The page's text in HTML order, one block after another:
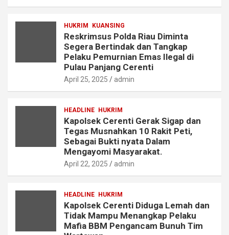
HUKRIM KUANSING
Reskrimsus Polda Riau Diminta
Segera Bertindak dan Tangkap
Pelaku Pemurnian Emas Ilegal di
Pulau Panjang Cerenti
April 25, 2025 admin
HEADLINE HUKRIM
Kapolsek Cerenti Gerak Sigap dan
Tegas Musnahkan 10 Rakit Peti,
Sebagai Bukti nyata Dalam
Mengayomi Masyarakat.
April 22, 2025 admin
HEADLINE HUKRIM
Kapolsek Cerenti Diduga Lemah dan
Tidak Mampu Menangkap Pelaku
Mafia BBM Pengancam Bunuh Tim